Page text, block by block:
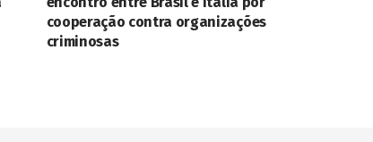
cooperação contra organizações
criminosas